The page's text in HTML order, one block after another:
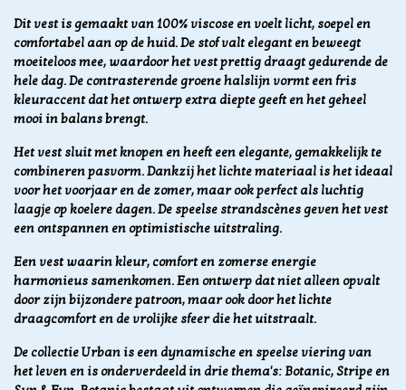
Dit vest is gemaakt van 100% viscose en voelt licht, soepel en
comfortabel aan op de huid. De stof valt elegant en beweegt
moeiteloos mee, waardoor het vest prettig draagt gedurende de
hele dag. De contrasterende groene halslijn vormt een fris
kleuraccent dat het ontwerp extra diepte geeft en het geheel
mooi in balans brengt.
Het vest sluit met knopen en heeft een elegante, gemakkelijk te
combineren pasvorm. Dankzij het lichte materiaal is het ideaal
voor het voorjaar en de zomer, maar ook perfect als luchtig
laagje op koelere dagen. De speelse strandscènes geven het vest
een ontspannen en optimistische uitstraling.
Een vest waarin kleur, comfort en zomerse energie
harmonieus samenkomen. Een ontwerp dat niet alleen opvalt
door zijn bijzondere patroon, maar ook door het lichte
draagcomfort en de vrolijke sfeer die het uitstraalt.
De collectie Urban is een dynamische en speelse viering van
het leven en is onderverdeeld in drie thema's: Botanic, Stripe en